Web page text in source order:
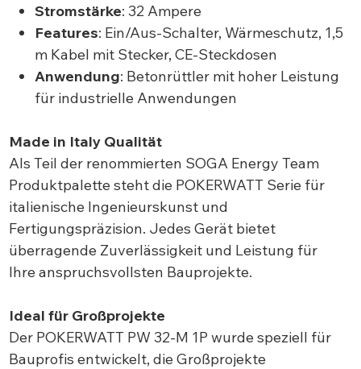
Stromstärke: 32 Ampere
Features: Ein/Aus-Schalter, Wärmeschutz, 1,5
m Kabel mit Stecker, CE-Steckdosen
Anwendung: Betonrüttler mit hoher Leistung
für industrielle Anwendungen
Made in Italy Qualität
Als Teil der renommierten SOGA Energy Team
Produktpalette steht die POKERWATT Serie für
italienische Ingenieurskunst und
Fertigungspräzision. Jedes Gerät bietet
überragende Zuverlässigkeit und Leistung für
Ihre anspruchsvollsten Bauprojekte.
Ideal für Großprojekte
Der POKERWATT PW 32-M 1P wurde speziell für
Bauprofis entwickelt, die Großprojekte